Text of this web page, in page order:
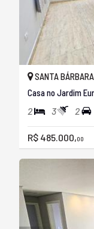
SANTA
Casa no Jardim
2 3 2
R$ 485.000,00